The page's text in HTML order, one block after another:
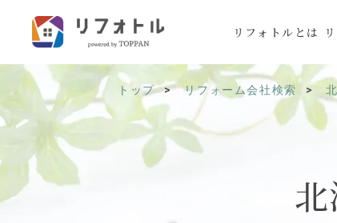
リフォトルとは
トップ リフォーム会社検索